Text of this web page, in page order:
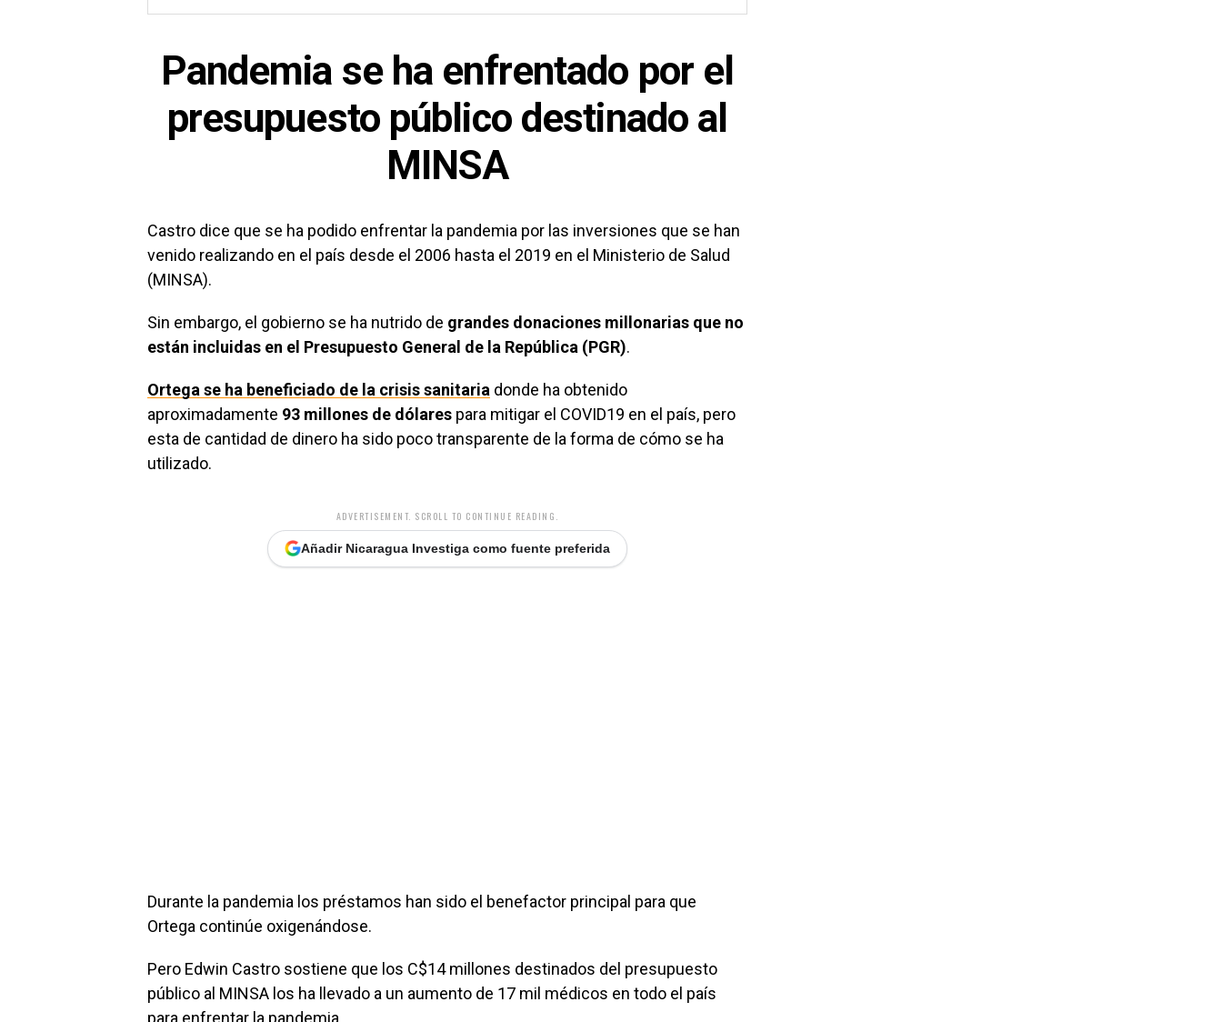
Pandemia se ha enfrentado por el
presupuesto público destinado al
MINSA
Castro dice que se ha podido enfrentar la pandemia por las inversiones que se han
venido realizando en el país desde el 2006 hasta el 2019 en el Ministerio de Salud
(MINSA).
Sin embargo, el gobierno se ha nutrido de grandes donaciones millonarias que no
están incluidas en el Presupuesto General de la República (PGR).
Ortega se ha beneficiado de la crisis sanitaria donde ha obtenido
aproximadamente 93 millones de dólares para mitigar el COVID19 en el país, pero
esta de cantidad de dinero ha sido poco transparente de la forma de cómo se ha
utilizado.
ADVERTISEMENT. SCROLL TO CONTINUE READING.
Añadir Nicaragua Investiga como fuente preferida
Durante la pandemia los préstamos han sido el benefactor principal para que
Ortega continúe oxigenándose.
Pero Edwin Castro sostiene que los C$14 millones destinados del presupuesto
público al MINSA los ha llevado a un aumento de 17 mil médicos en todo el país
para enfrentar la pandemia.